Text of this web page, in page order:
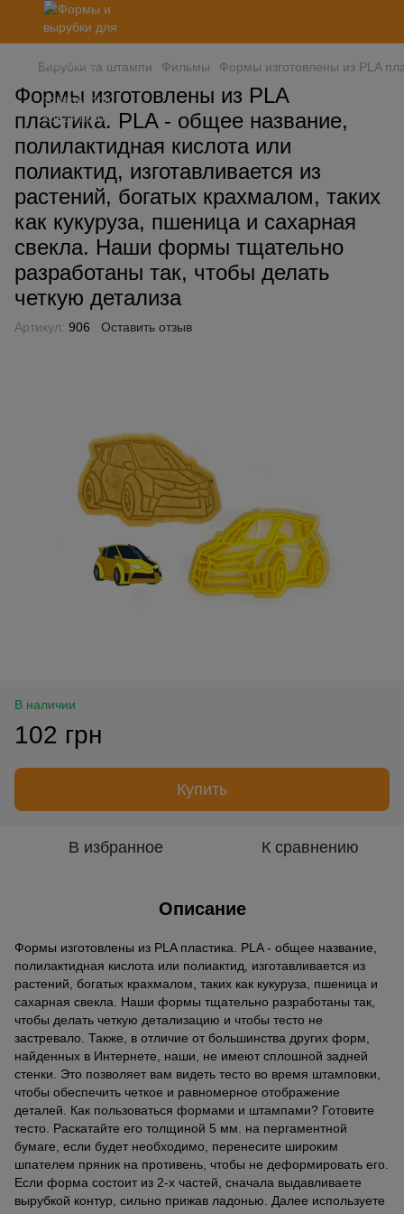
Вирубки та штампи Фильмы Формы изготовлены из PLA
Формы изготовлены из PLA
пластика. PLA - общее название,
полилактидная кислота или
полиактид, изготавливается из
растений, богатых крахмалом, таких
как кукуруза, пшеница и сахарная
свекла. Наши формы тщательно
разработаны так, чтобы делать
четкую детализа
Артикул: 906 Оставить отзыв
В наличии
102 грн
Купить
В избранное К сравнению
Описание
Формы изготовлены из PLA пластика. PLA - общее название,
полилактидная кислота или полиактид, изготавливается из
растений, богатых крахмалом, таких как кукуруза, пшеница и
сахарная свекла. Наши формы тщательно разработаны так,
чтобы делать четкую детализацию и чтобы тесто не
застревало. Также, в отличие от большинства других форм,
найденных в Интернете, наши, не имеют сплошной задней
стенки. Это позволяет вам видеть тесто во время штамповки,
чтобы обеспечить четкое и равномерное отображение
деталей. Как пользоваться формами и штампами? Готовите
тесто. Раскатайте его толщиной 5 мм. на пергаментной
бумаге, если будет необходимо, перенесите широким
шпателем пряник на противень, чтобы не деформировать его.
Если форма состоит из 2-х частей, сначала выдавливаете
вырубкой контур, сильно прижав ладонью. Далее используете